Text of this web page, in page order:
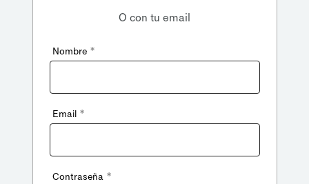
O con tu email
Nombre *
Email *
Contraseña *